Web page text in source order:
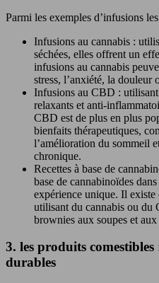
Parmi les exemples d’infusions
Infusions au cannabis :
séchées, elles offrent un
infusions au cannabis
stress, l’anxiété, la douleur
Infusions au CBD :
relaxants et anti-
CBD est de plus en plus
bienfaits thérapeutiques,
l’amélioration du sommeil
chronique.
Recettes à base de
base de cannabinoïdes
expérience unique. Il existe
utilisant du cannabis ou du
brownies aux soupes et aux
3. les produits
durables